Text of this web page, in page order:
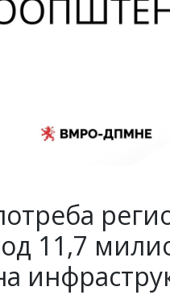
11,7